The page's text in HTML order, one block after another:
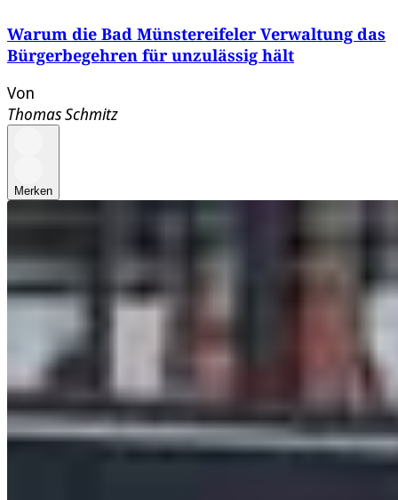
Warum die Bad Münstereifeler Verwaltung das
Bürgerbegehren für unzulässig hält
Von
Thomas Schmitz
Merken